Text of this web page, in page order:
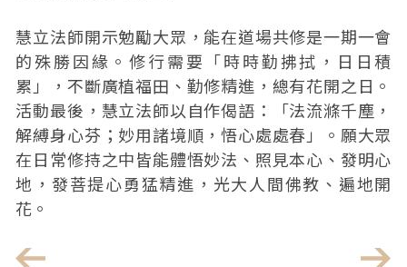
慧立法師開示勉勵大眾，能在道場共修是一期一會
的殊勝因緣。修行需要「時時勤拂拭，日日積
累」，不斷廣植福田、勤修精進，總有花開之日。
活動最後，慧立法師以自作偈語：「法流滌千塵，
解縛身心芬；妙用諸境順，悟心處處春」。願大眾
在日常修持之中皆能體悟妙法、照見本心、發明心
地，發菩提心勇猛精進，光大人間佛教、遍地開
花。